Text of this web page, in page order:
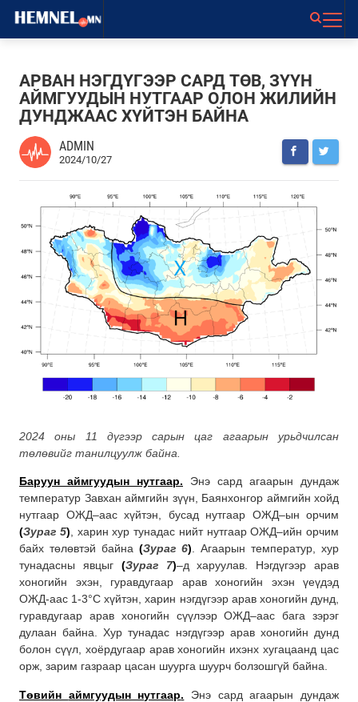
АРВАН НЭГДҮГЭЭР САРД ТӨВ, ЗҮҮН
АЙМГУУДЫН НУТГААР ОЛОН ЖИЛИЙН
ДУНДЖААС ХҮЙТЭН БАЙНА
ADMIN
2024/10/27
2024 оны 11 дүгээр сарын цаг агаарын урьдчилсан
төлөвийг танилцуулж байна.
Баруун аймгуудын нутгаар. Энэ сард агаарын дундаж
температур Завхан аймгийн зүүн, Баянхонгор аймгийн хойд
нутгаар ОЖД–аас хүйтэн, бусад нутгаар ОЖД–ын орчим
(Зураг 5), харин хур тунадас нийт нутгаар ОЖД–ийн орчим
байх төлөвтэй байна (Зураг 6). Агаарын температур, хур
тунадасны явцыг (Зураг 7)–д харуулав. Нэгдүгээр арав
хоногийн эхэн, гуравдугаар арав хоногийн эхэн үеүдэд
ОЖД-аас 1-3°С хүйтэн, харин нэгдүгээр арав хоногийн дунд,
гуравдугаар арав хоногийн сүүлээр ОЖД–аас бага зэрэг
дулаан байна. Хур тунадас нэгдүгээр арав хоногийн дунд
болон сүүл, хоёрдугаар арав хоногийн ихэнх хугацаанд цас
орж, зарим газраар цасан шуурга шуурч болзошгүй байна.
Төвийн аймгуудын нутгаар. Энэ сард агаарын дундаж